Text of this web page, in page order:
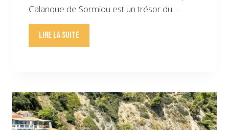
Calanque de Sormiou est un trésor du …
Lire la suite